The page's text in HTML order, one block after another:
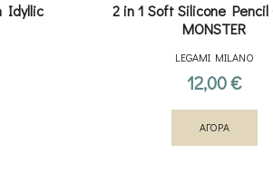
Idyllic
2 in 1 Soft Silicone Pencil
MONSTER
LEGAMI MILANO
12,00€
ΑΓΟΡΑ